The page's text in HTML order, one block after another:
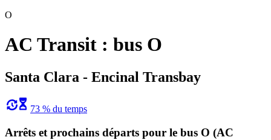
O
AC Transit : bus O
Santa Clara - Encinal Transbay
73 % du temps
Arrêts et prochains départs pour le bus O (AC